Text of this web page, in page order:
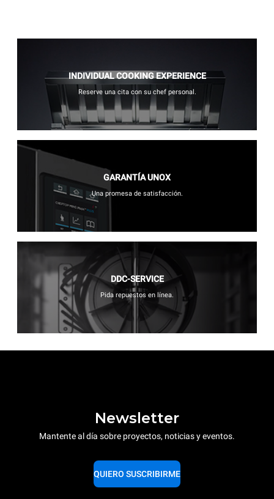
INDIVIDUAL COOKING EXPERIENCE
Reserve una cita con su chef personal.
GARANTÍA UNOX
Una promesa de satisfacción.
DDC-SERVICE
Pida repuestos en línea.
Newsletter
Mantente al día sobre proyectos, noticias y eventos.
QUIERO SUSCRIBIRME